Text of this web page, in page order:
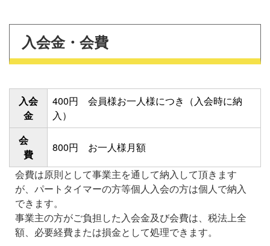
入会金・会費
入会
金
400円 会員様お一人様につき（入会時に納
入）
会
費
800円 お一人様月額
会費は原則として事業主を通して納入して頂きます
が、パートタイマーの方等個人入会の方は個人で納入
できます。
事業主の方がご負担した入会金及び会費は、税法上全
額、必要経費または損金として処理できます。